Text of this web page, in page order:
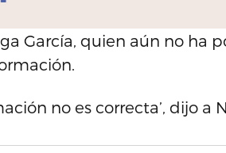
García, quien aún no ha
no es correcta’, dijo a